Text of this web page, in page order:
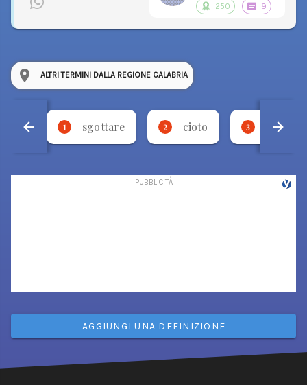
250 9
ALTRI TERMINI DALLA REGIONE CALABRIA
1 sgottare 2 cioto 3 fricare
AGGIUNGI UNA DEFINIZIONE